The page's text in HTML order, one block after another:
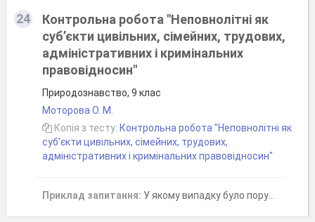
24
Контрольна робота "Неповнолітні як
суб’єкти цивільних, сімейних, трудових,
адміністративних і кримінальних
правовідносин"
Природознавство, 9 клас
Моторова О. М.
Копія з тесту: Контрольна робота "Неповнолітні як
суб’єкти цивільних, сімейних, трудових,
адміністративних і кримінальних правовідносин"
Приклад запитання: У якому випадку було порушено норми трудового права?